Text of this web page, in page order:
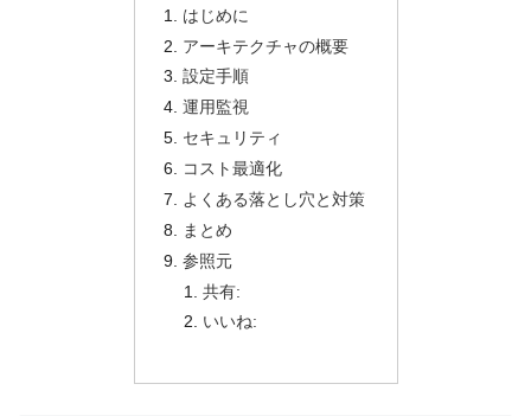
はじめに
アーキテクチャの概要
設定手順
運用監視
セキュリティ
コスト最適化
よくある落とし穴と対策
まとめ
参照元
共有:
いいね: